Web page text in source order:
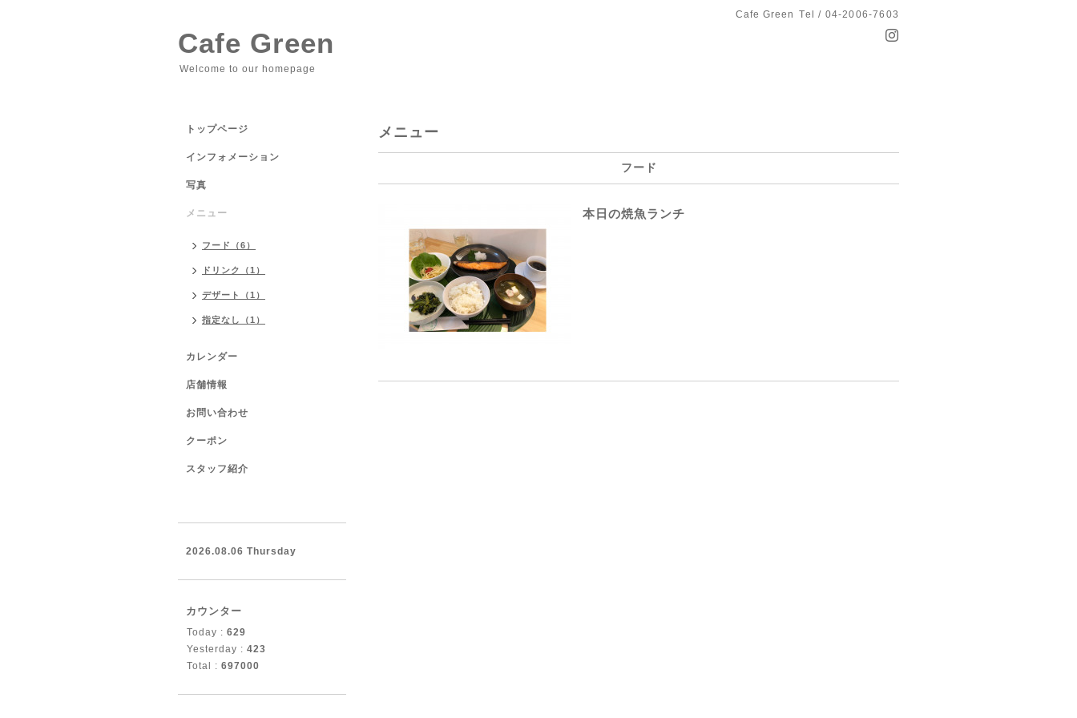
Cafe Green Tel / 04-2006-7603
Cafe Green
Welcome to our homepage
メニュー
フード
本日の焼魚ランチ
トップページ
インフォメーション
写真
メニュー
フード（6）
ドリンク（1）
デザート（1）
指定なし（1）
カレンダー
店舗情報
お問い合わせ
クーポン
スタッフ紹介
2026.08.06 Thursday
カウンター
Today : 629
Yesterday : 423
Total : 697000